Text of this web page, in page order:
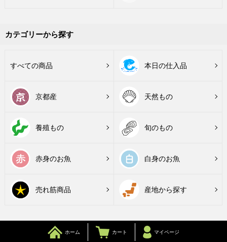
カテゴリーから探す
すべての商品 本日の仕入品
京都産 天然もの
養殖もの 旬のもの
赤身のお魚 白身のお魚
売れ筋商品 産地から探す
ホーム カート マイページ